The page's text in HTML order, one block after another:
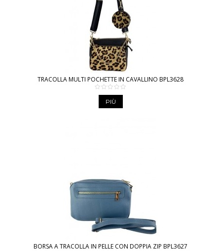
TRACOLLA MULTI POCHETTE IN CAVALLINO BPL3628
PIÙ
BORSA A TRACOLLA IN PELLE CON DOPPIA ZIP BPL3627